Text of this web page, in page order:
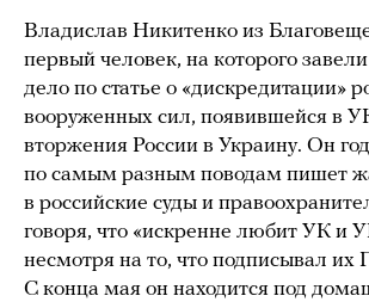
Владислав Никитенко из
первый человек, на которого
дело по статье о «дискредитации»
вооруженных сил, появившейся в
вторжения России в Украину. Он
по самым разным поводам пишет
в российские суды и
говоря, что «искренне любит УК и
несмотря на то, что подписывал их
С конца мая он находится под